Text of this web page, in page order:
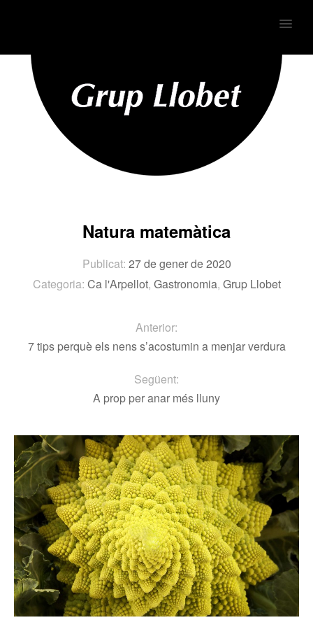
MENU
Natura matemàtica
Publicat: 27 de gener de 2020
Categoria: Ca l'Arpellot, Gastronomia, Grup Llobet
Anterior:
7 tips perquè els nens s’acostumin a menjar verdura
Següent:
A prop per anar més lluny